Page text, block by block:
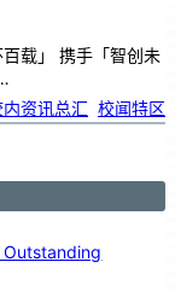
载」 携手「智创未
内资讯总汇 校闻特区
Outstanding